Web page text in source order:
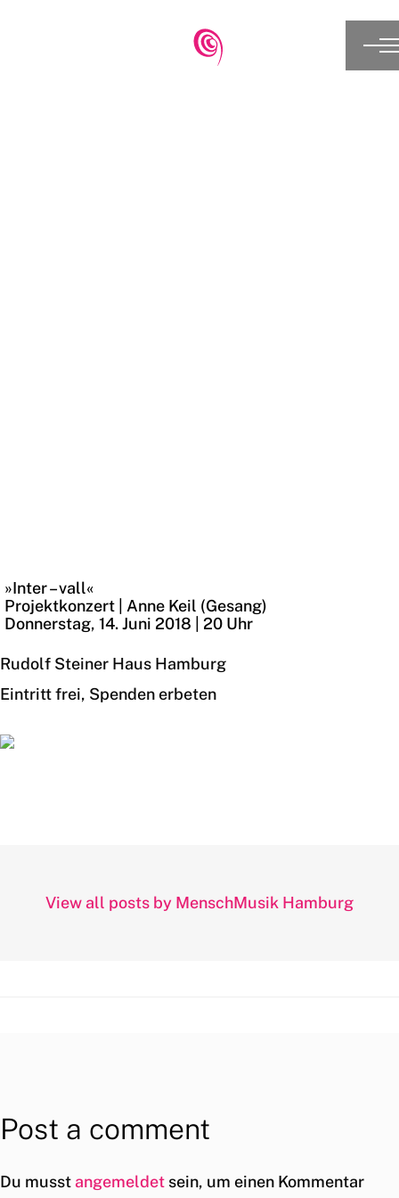
»Inter – vall«
Projektkonzert | Anne Keil (Gesang)
Donnerstag, 14. Juni 2018 | 20 Uhr
Rudolf Steiner Haus Hamburg
Eintritt frei, Spenden erbeten
View all posts by MenschMusik Hamburg
Post a comment
Du musst angemeldet sein, um einen Kommentar